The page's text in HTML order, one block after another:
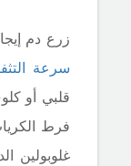
زرع دم
سرعة
فرط
غلوبولين